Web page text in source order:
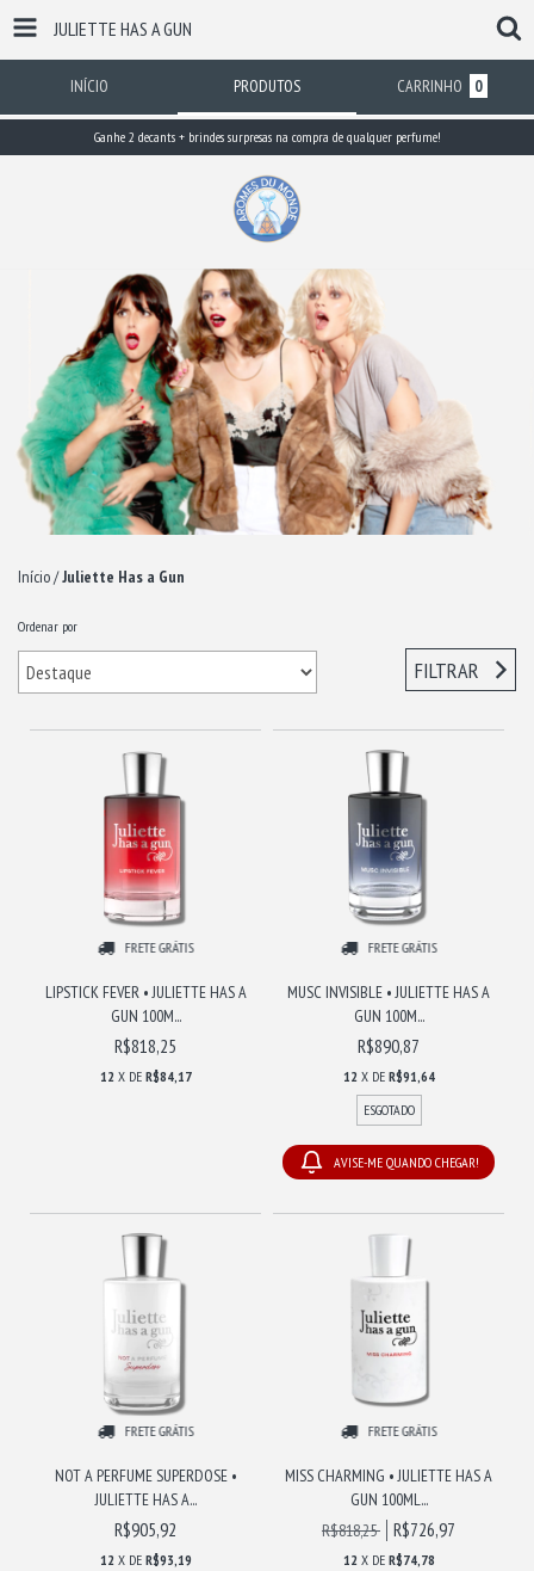
JULIETTE HAS A GUN
INÍCIO PRODUTOS CARRINHO 0
Ganhe 2 decants + brindes surpresas na compra de qualquer perfume!
Início/Juliette Has a Gun
Ordenar por
FILTRAR
FRETE GRÁTIS
LIPSTICK FEVER • JULIETTE HAS A
GUN 100M...
R$818,25
12 X DE R$84,17
FRETE GRÁTIS
MUSC INVISIBLE • JULIETTE HAS A
GUN 100M...
R$890,87
12 X DE R$91,64
ESGOTADO
AVISE-ME QUANDO CHEGAR!
FRETE GRÁTIS
NOT A PERFUME SUPERDOSE •
JULIETTE HAS A...
R$905,92
12 X DE R$93,19
FRETE GRÁTIS
MISS CHARMING • JULIETTE HAS A
GUN 100ML...
R$818,25
R$726,97
12 X DE R$74,78